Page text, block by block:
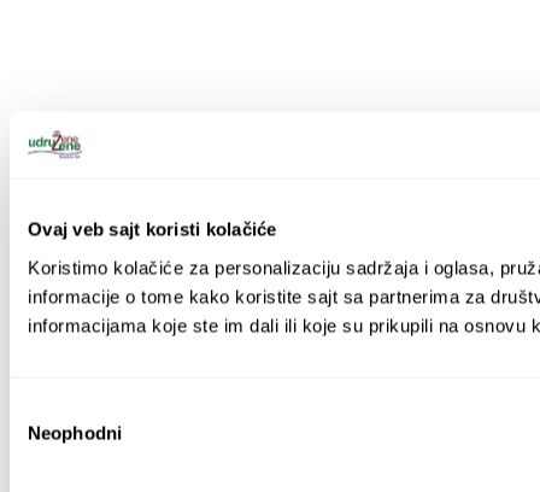
Ovaj veb sajt koristi kolačiće
Koristimo kolačiće za personalizaciju sadržaja i oglasa,
informacije o tome kako koristite sajt sa partnerima za
informacijama koje ste im dali ili koje su prikupili na osnovu
сагласности
Neophodni